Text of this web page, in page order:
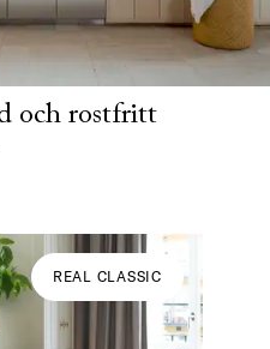
och rostfritt
REAL CLASSIC